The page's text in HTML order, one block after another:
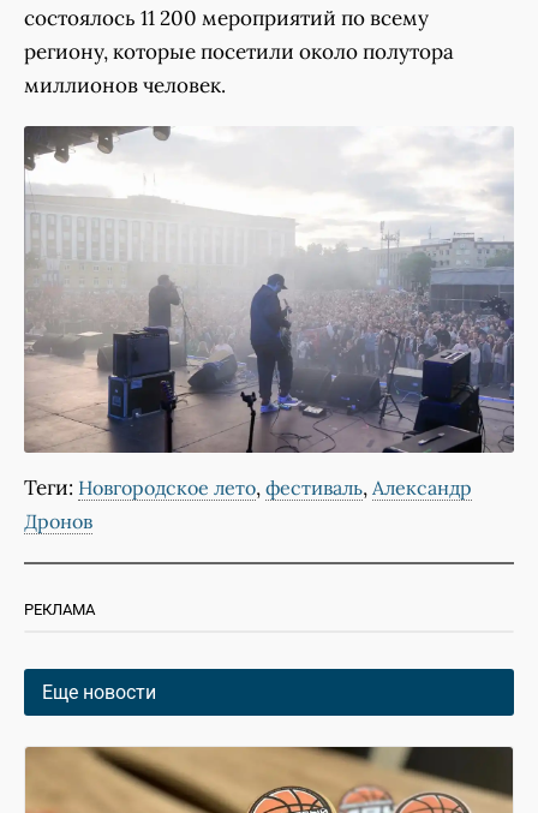
состоялось 11 200 мероприятий по всему
региону, которые посетили около полутора
миллионов человек.
Теги: Новгородское лето, фестиваль, Александр
Дронов
РЕКЛАМА
Еще новости